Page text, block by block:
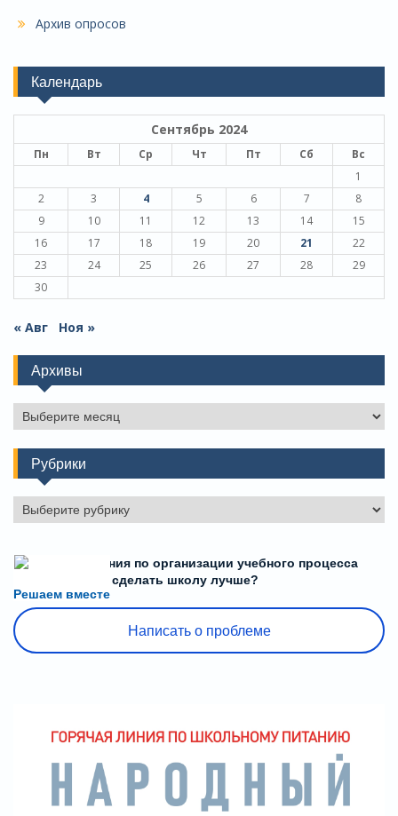
Архив опросов
Календарь
Сентябрь 2024
Пн Вт Ср Чт Пт Сб
Вс
1
2
3 4 5 6 7
8
9
10 11 12 13 14
15
16
17 18 19 20 21
22
23
24 25 26 27 28
29
30
« Авг Ноя »
Архивы
Архивы
Рубрики
Рубрики
Решаем вместе
Есть предложения по организации учебного процесса
или знаете, как сделать школу лучше?
Написать о проблеме